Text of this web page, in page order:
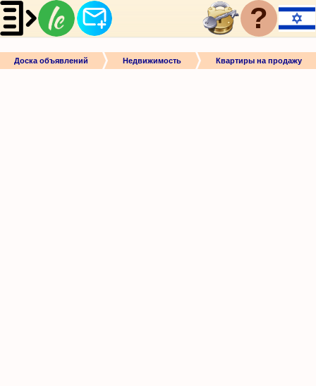
?
Доска объявлений Недвижимость Квартиры на продажу